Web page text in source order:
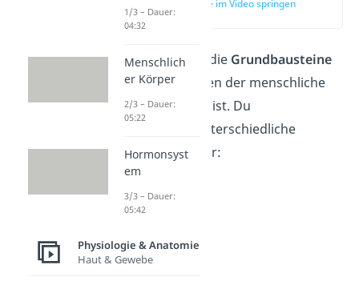
zur Stelle im Video springen
(00:40)
Zellen werden als die Grundbausteine
gesehen, aus denen der menschliche
Körper aufgebaut ist. Du
unterscheidest unterschiedliche
Zellarten, darunter:
Hautzellen
Drüsenzellen
1/3 – Dauer:
04:32
Menschlich
er Körper
2/3 – Dauer:
05:22
Hormonsyst
em
3/3 – Dauer:
05:42
Physiologie & Anatomie
Haut & Gewebe